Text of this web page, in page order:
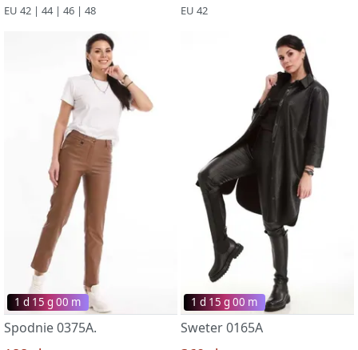
EU 42 | 44 | 46 | 48 EU 42
1 d 15 g 00 m
Spodnie 0375A.
1 d 15 g 00 m
Sweter 0165A